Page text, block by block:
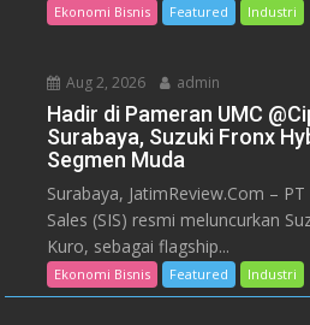
Ekonomi Bisnis Featured Industri
Aug 2, 2026 admin
Hadir di Pameran UMC
Surabaya, Suzuki Fronx
Segmen Muda
Surabaya, JatimReview.Com –
Sales (SIS) resmi meluncurkan
Kuro, sebagai flagship...
Ekonomi Bisnis Featured Industri